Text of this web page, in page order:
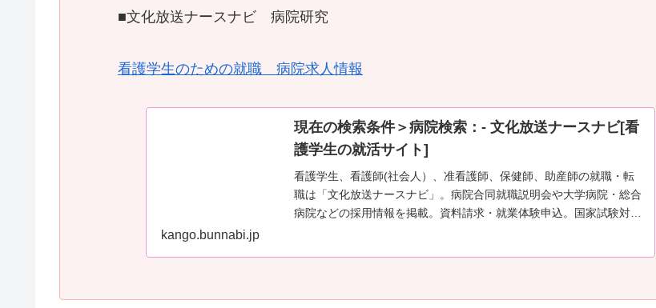
■文化放送ナースナビ 病院研究
看護学生のための就職 病院求人情報
現在の検索条件＞病院検索：- 文化放送ナースナビ[看
護学生の就活サイト]
看護学生、看護師(社会人）、准看護師、保健師、助産師の就職・転
職は「文化放送ナースナビ」。病院合同就職説明会や大学病院・総合
病院などの採用情報を掲載。資料請求・就業体験申込。国家試験対策
kango.bunnabi.jp